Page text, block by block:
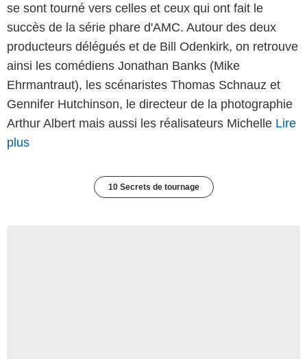
se sont tourné vers celles et ceux qui ont fait le
succès de la série phare d'AMC. Autour des deux
producteurs délégués et de Bill Odenkirk, on retrouve
ainsi les comédiens Jonathan Banks (Mike
Ehrmantraut), les scénaristes Thomas Schnauz et
Gennifer Hutchinson, le directeur de la photographie
Arthur Albert mais aussi les réalisateurs Michelle Lire
plus
10 Secrets de tournage